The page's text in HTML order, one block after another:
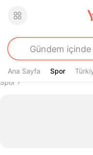
Ana Sayfa Spor
Spor
Buradasın
Spor›